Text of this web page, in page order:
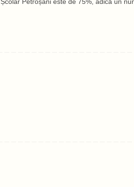
Petroșani este de 75%, adică un